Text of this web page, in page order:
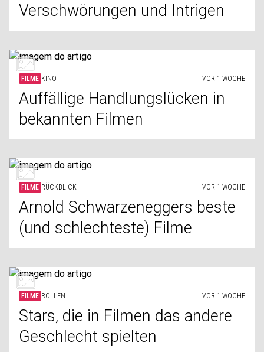
Verschwörungen und Intrigen
FILME KINO VOR 1 WOCHE
Auffällige Handlungslücken in
bekannten Filmen
FILME RÜCKBLICK VOR 1 WOCHE
Arnold Schwarzeneggers beste
(und schlechteste) Filme
FILME ROLLEN VOR 1 WOCHE
Stars, die in Filmen das andere
Geschlecht spielten